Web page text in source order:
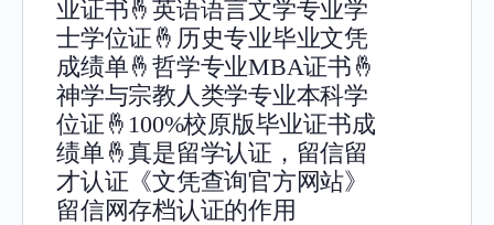
业证书🤞英语语言文学专业学
士学位证🤞历史专业毕业文凭
成绩单🤞哲学专业MBA证书🤞
神学与宗教人类学专业本科学
位证🤞100%校原版毕业证书成
绩单🤞真是留学认证，留信留
才认证《文凭查询官方网站》
留信网存档认证的作用